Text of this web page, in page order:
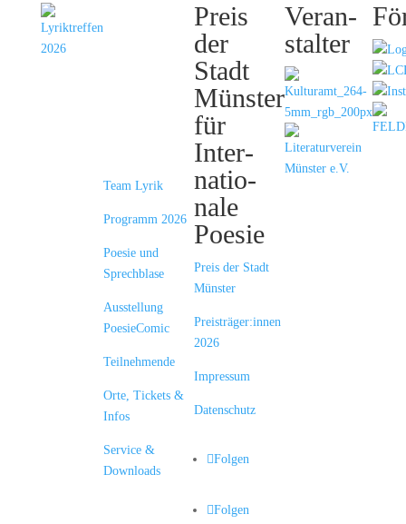
Team Lyrik
Programm 2026
Poesie und
Sprechblase
Ausstellung
PoesieComic
Teilnehmende
Orte, Tickets &
Infos
Service &
Downloads
Preis
der
Stadt
Münster
für
Inter­
natio­
nale
Poesie
Preis der Stadt
Münster
Preisträger:innen
2026
Impressum
Datenschutz
Folgen
Folgen
Veran­
stalter